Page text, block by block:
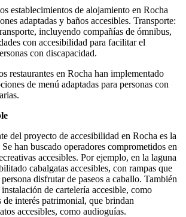
establecimientos de alojamiento en Rocha
adaptadas y baños accesibles. Transporte:
incluyendo compañías de ómnibus,
con accesibilidad para facilitar el
con discapacidad.
restaurantes en Rocha han implementado
de menú adaptadas para personas con
del proyecto de accesibilidad en Rocha es la
han buscado operadores comprometidos en
accesibles. Por ejemplo, en la laguna
cabalgatas accesibles, con rampas que
disfrutar de paseos a caballo. También
de cartelería accesible, como
interés patrimonial, que brindan
accesibles, como audioguías.